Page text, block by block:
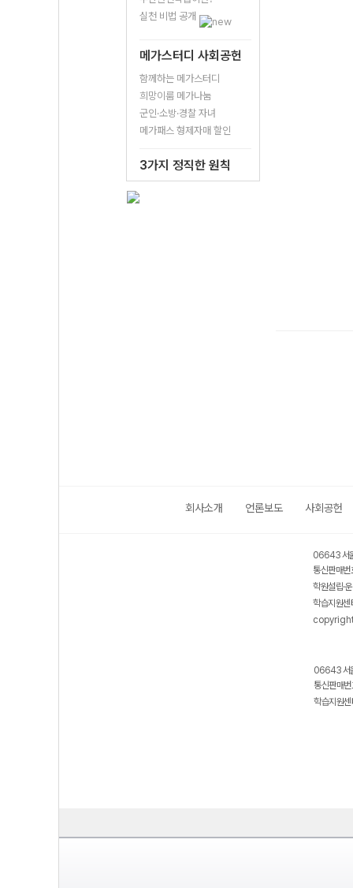
실천 비법 공개
메가스터디 사회공헌
함께하는 메가스터디
희망이룸 메가나눔
군인·소방·경찰 자녀
메가패스 형제자매 할인
3가지 정직한 원칙
회사소개 언론보도 사회공헌
06643 서
통신판매
학원설립·
학습지원
06643 서
통신판매
학습지원